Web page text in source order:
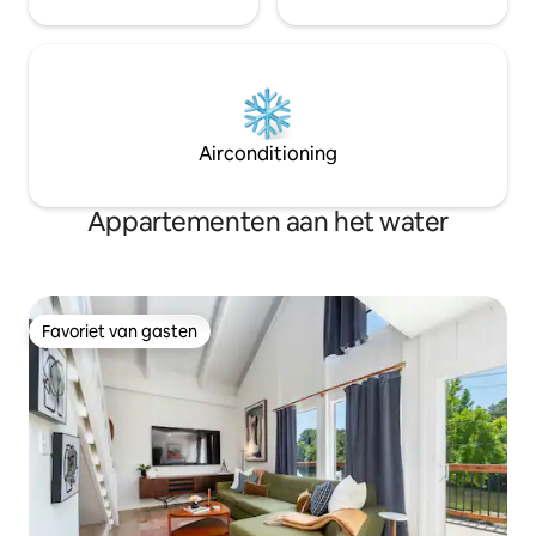
Airconditioning
Appartementen aan het water
Favoriet van gasten
Favoriet van gasten